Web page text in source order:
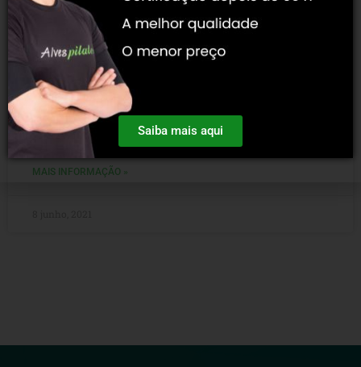
Você Sabe O Que É A Fascite Plantar?
Causas, Sintomas E Tratamento!
A fascite plantar é uma patologia que surge no pé e que
pode ser inflamatória ou degenerativa. Costuma afetar o
tecido fibroso da sola dos
MAIS INFORMAÇÃO »
Saiba mais aqui